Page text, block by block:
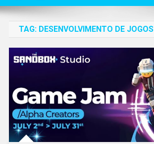
TAG: DESENVOLVIMENTO DE JOGOS